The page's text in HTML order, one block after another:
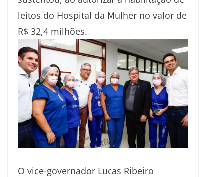
leitos do Hospital da Mulher no valor de
R$ 32,4 milhões.
O vice-governador Lucas Ribeiro